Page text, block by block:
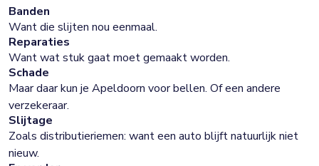
Banden
Want die slijten nou eenmaal.
Reparaties
Want wat stuk gaat moet gemaakt worden.
Schade
Maar daar kun je Apeldoorn voor bellen. Of een andere
verzekeraar.
Slijtage
Zoals distributieriemen: want een auto blijft natuurlijk niet
nieuw.